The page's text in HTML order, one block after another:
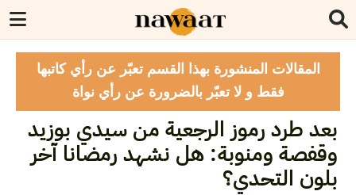
المقالات المنشورة بهذا القسم تعبّر عن رأي كاتبها
فقط و لا تعبّر بالضرورة عن رأي نواة
بعد طرد رموز الرجعية من سيدي بوزيد
وقفصة ومنوبة: هل نشهد رمضانا آخر
بلون التحدي؟